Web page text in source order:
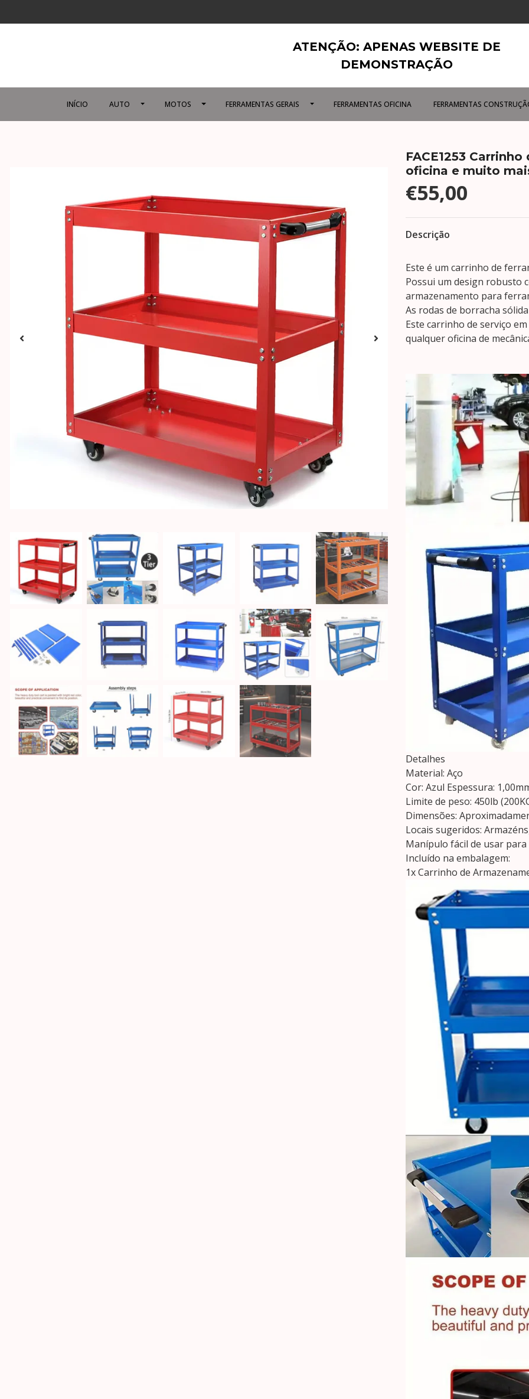
ATENÇÃO: APENAS WEBSITE DE
DEMONSTRAÇÃO
INÍCIO AUTO MOTOS FERRAMENTAS GERAIS FERRAMENTAS OFICINA FERRAMENTAS
FACE1253
oficina e muito
€55,00
Descrição
Este é um carrinho de
Possui um design robusto
armazenamento para
As rodas de borracha
Este carrinho de serviço
qualquer oficina de
Detalhes
Material: Aço
Cor: Azul Espessura:
Limite de peso: 450lb
Dimensões:
Locais sugeridos:
Manípulo fácil de usar
Incluído na embalagem:
1x Carrinho de